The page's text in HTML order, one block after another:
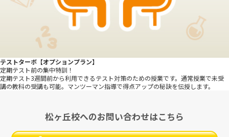
テストターボ【オプションプラン】
定期テスト前の集中特訓！
定期テスト3週間前から利用できるテスト対策のための授業です。通常授業で未受
講の教科の受講も可能。マンツーマン指導で得点アップの秘訣を伝授します。
松ヶ丘校へのお問い合わせはこちら